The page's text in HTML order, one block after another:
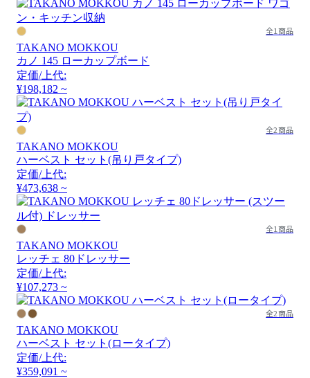
全1商品
TAKANO MOKKOU
カノ 145 ローカップボード
定価/上代:
¥198,182 ~
全2商品
TAKANO MOKKOU
ハーベスト セット(吊り戸タイプ)
定価/上代:
¥473,638 ~
全1商品
TAKANO MOKKOU
レッチェ 80ドレッサー
定価/上代:
¥107,273 ~
全2商品
TAKANO MOKKOU
ハーベスト セット(ロータイプ)
定価/上代:
¥359,091 ~